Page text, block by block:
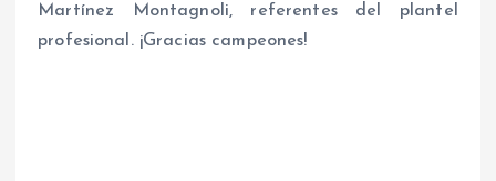
Martínez Montagnoli, referentes del plantel
profesional. ¡Gracias campeones!